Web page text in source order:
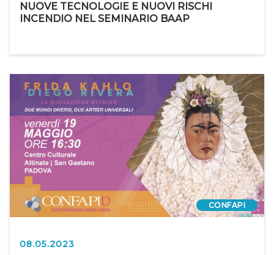
NUOVE TECNOLOGIE E NUOVI RISCHI
INCENDIO NEL SEMINARIO BAAP
CONFAPI
08.05.2023